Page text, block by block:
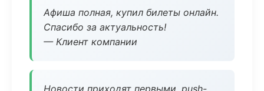
Афиша полная, купил билеты онлайн.
Спасибо за актуальность!
— Клиент компании
Новости приходят первыми, push-